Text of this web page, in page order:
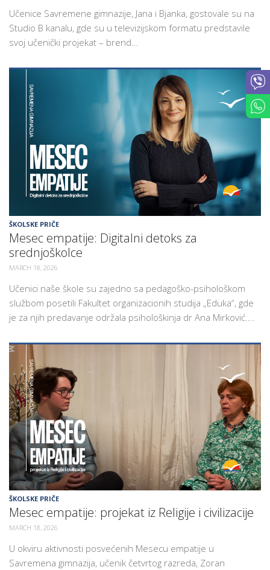
Učenice Savremene gimnazije, Jana i Bjanka, gostovale su na
Studio B kanalu, gde su u televizijskom formatu predstavile
svoj učenički projekat – brend...
ŠKOLSKE PRIČE
Mesec empatije: Digitalni detoks za
srednjoškolce
MARCH 18, 2026
Učenici naše škole su zajedno sa pedagoško-psihološkom
službom posetili Fakultet organizacionih studija „Eduka“, gde
je za njih predavanje održala psihološkinja dr Ana Mirković....
ŠKOLSKE PRIČE
Mesec empatije: projekat iz Religije i civilizacije
MARCH 18, 2026
U okviru aktivnosti posvećenih Mesecu empatije u
Savremena gimnazija, učenik četvrtog razreda, Zoran